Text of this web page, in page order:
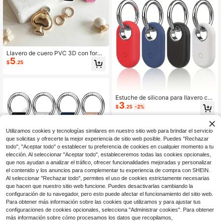
Llavero de cuero PVC 3D con form
a de pica, portatarjetas de acceso, f
unda protectora para AirTag, colgan
$5.25
Ahorro de $2.50
Local
[4 paquetes] Funda de silicon
a para etiqueta de aire RFUNGUAN
GO con llavero, estuche para etique
ta de aire con anillos para llave par
a billetera, collar de perro, equipaje
$3.30 -43%
4-5 días hábiles
Estuche de silicona para llavero co
mpatible con Airtag
$3.25 -2%
Utilizamos cookies y tecnologías similares en nuestro sitio web para brindar el servicio
que solicitas y ofrecerte la mejor experiencia de sitio web posible. Puedes "Rechazar
todo", "Aceptar todo" o establecer tu preferencia de cookies en cualquier momento a tu
elección. Al seleccionar "Aceptar todo", estableceremos todas las cookies opcionales,
que nos ayudan a analizar el tráfico, ofrecer funcionalidades mejoradas y personalizar
el contenido y los anuncios para complementar tu experiencia de compra con SHEIN.
Al seleccionar "Rechazar todo", permites el uso de cookies estrictamente necesarias
que hacen que nuestro sitio web funcione. Puedes desactivarlas cambiando la
configuración de tu navegador, pero esto puede afectar el funcionamiento del sitio web.
Para obtener más información sobre las cookies que utilizamos y para ajustar tus
configuraciones de cookies opcionales, selecciona "Administrar cookies". Para obtener
más información sobre cómo procesamos los datos que recopilamos,